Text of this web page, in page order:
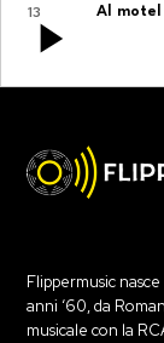
13 Al motel
Flippermusic
anni ‘60, da
musicale con la